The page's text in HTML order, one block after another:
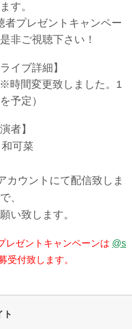
す。
プレゼントキャンペー
非ご視聴下さい！
イブ詳細】
間変更致しました。1
予定）
者】
可菜
カウントにて配信致しま
、
い致します。
ゼントキャンペーンは @s
受付致します。
ト